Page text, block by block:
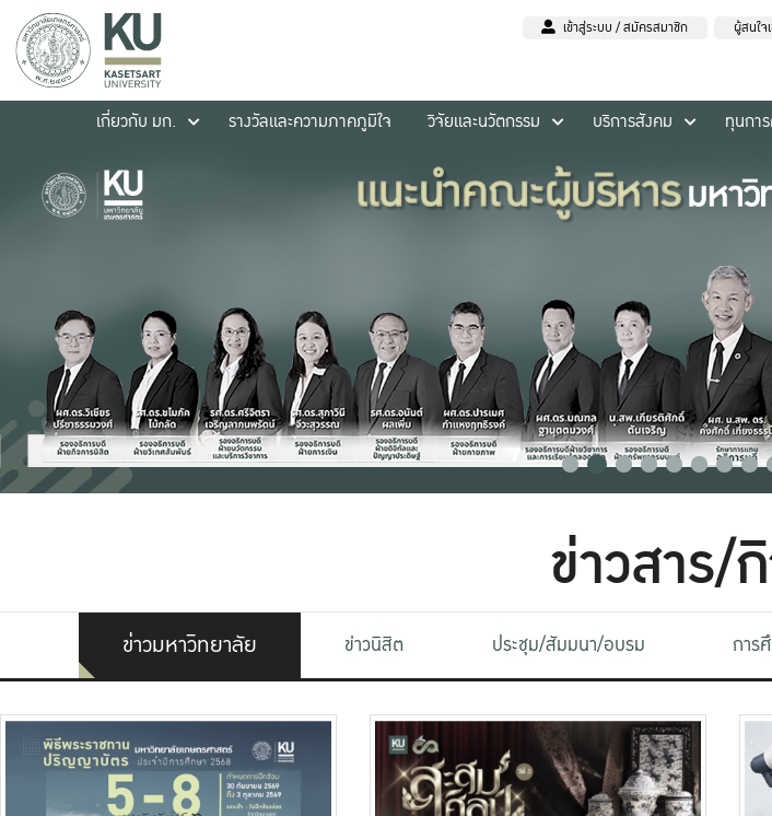
เข้าสู่ระบบ / สมัครสมาชิก ผู้สนใจ
เกี่ยวกับ มก.
รางวัลและความภาคภูมิใจ วิจัยและนวัตกรรม บริการสังคม ทุนกา
ข่าวสาร/
ข่าวมหาวิทยาลัย ข่าวนิสิต ประชุม/สัมมนา/อบรม การ